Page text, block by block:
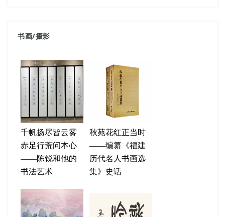
书画/摄影
千帆扬尽皆云雾
赤足行荒问本心
——陈锐和他的
书法艺术
秋苑花红正当时
——编纂《福建
历代名人书画选
集》史话